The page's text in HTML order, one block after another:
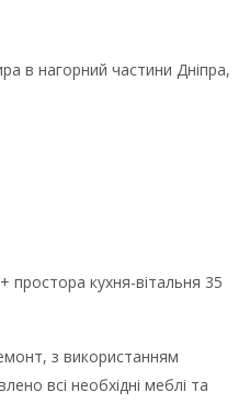
в нагорний частини Дніпра,
простора кухня-вітальня 35
з використанням
всі необхідні меблі та